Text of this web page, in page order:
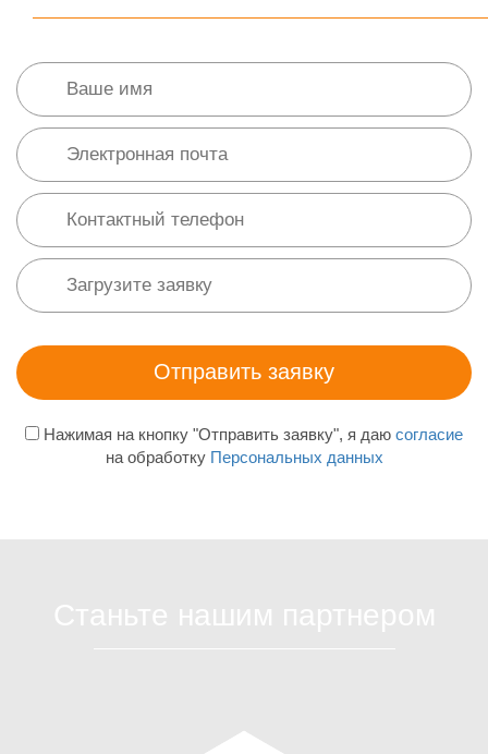
Нажимая на кнопку "Отправить заявку", я даю согласие
на обработку Персональных данных